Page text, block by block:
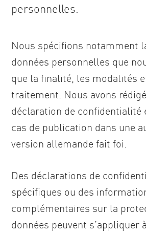
personnelles.
Nous spécifions notamment
données personnelles que
que la finalité, les modalités
traitement. Nous avons
déclaration de confidentialité
cas de publication dans une
version allemande fait foi.
Des déclarations de
spécifiques ou des
complémentaires sur la
données peuvent s’appliquer